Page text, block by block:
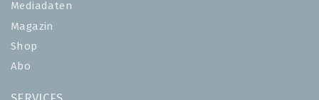
Mediadaten
Magazin
Shop
Abo